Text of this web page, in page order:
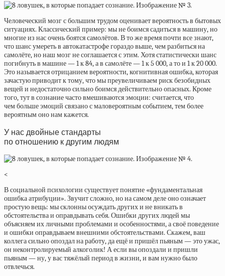
Человеческий мозг с большим трудом оценивает вероятность в бытовых
ситуациях. Классический пример: мы не боимся садиться в машину, но
многие из нас очень боятся самолётов. В то же время почти все знают,
что шанс умереть в автокатастрофе гораздо выше, чем разбиться на
самолёте, но наш мозг не соглашается с этим. Хотя статистически шанс
погибнуть в машине — 1 к 84, а в самолёте — 1 к 5 000, а то и 1 к 20 000.
Это называется отрицанием вероятности, когнитивная ошибка, которая
зачастую приводит к тому, что мы преувеличиваем риск безобидных
вещей и недостаточно сильно боимся действительно опасных. Кроме
того, тут в сознание часто вмешиваются эмоции: считается, что
чем больше эмоций связано с маловероятным событием, тем более
вероятным оно нам кажется.
У нас двойные стандарты
по отношению к другим людям
<
В социальной психологии существует понятие «фундаментальная
ошибка атрибуции». Звучит сложно, но на самом деле оно означает
простую вещь: мы склонны осуждать других и не вникать в
обстоятельcтва и оправдывать себя. Ошибки других людей мы
объясняем их личными проблемами и особенностями, а своё поведение
и ошибки оправдываем внешними обстоятельствами. Скажем, ваш
коллега сильно опоздал на работу, да ещё и пришёл пьяным — это ужас,
он неконтролируемый алкоголик! А если вы опоздали и пришли
пьяным — ну, у вас тяжёлый период в жизни, и вам нужно было
отвлечься.